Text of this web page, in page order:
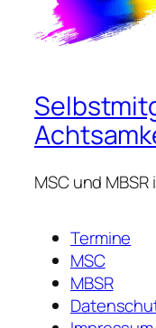
MSC und
Termine
MSC
MBSR